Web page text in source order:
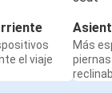
el viaje
Más